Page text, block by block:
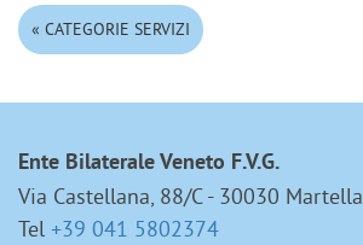
« CATEGORIE SERVIZI
Ente Bilaterale Veneto F.V.G.
Via Castellana, 88/C - 30030
Tel +39 041 5802374